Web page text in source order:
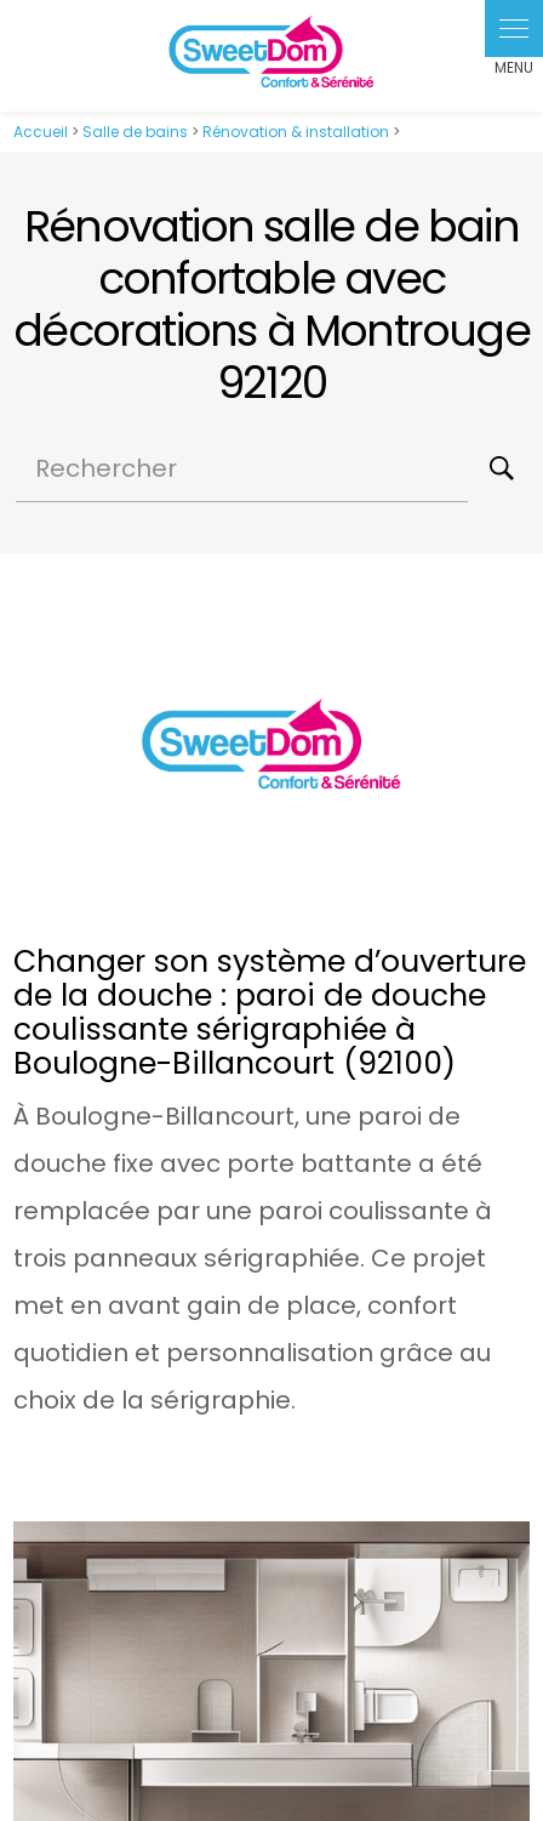
Accueil > Salle de bains >Rénovation & installation >
Rénovation salle de bain
confortable avec
décorations à Montrouge
92120
Rechercher
Changer son système d’ouverture
de la douche : paroi de douche
coulissante sérigraphiée à
Boulogne-Billancourt (92100)
À Boulogne-Billancourt, une paroi de
douche fixe avec porte battante a été
remplacée par une paroi coulissante à
trois panneaux sérigraphiée. Ce projet
met en avant gain de place, confort
quotidien et personnalisation grâce au
choix de la sérigraphie.
Panneau de gestion des cookies